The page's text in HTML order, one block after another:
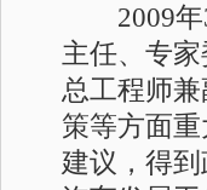
2009年3
主任、专
总工程师
策等方面
建议，得